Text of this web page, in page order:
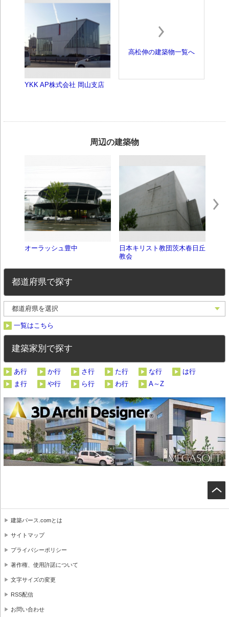
YKK AP株式会社 岡山支店
高松伸の建築物一覧へ
周辺の建築物
オーラッシュ豊中
日本キリスト教団茨木春日丘
教会
都道府県で探す
一覧はこちら
建築家別で探す
あ行 か行 さ行 た行 な行
は行
ま行
や行 ら行 わ行 A～Z
建築パース.comとは
サイトマップ
プライバシーポリシー
著作権、使用許諾について
文字サイズの変更
RSS配信
お問い合わせ